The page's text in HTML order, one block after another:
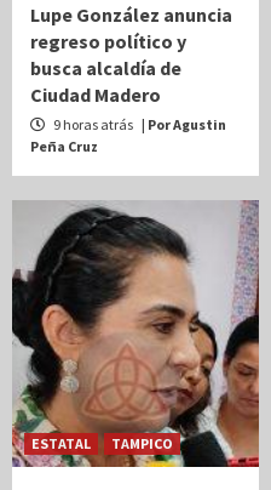
Lupe González anuncia
regreso político y
busca alcaldía de
Ciudad Madero
9 horas atrás | Por Agustin
Peña Cruz
ESTATAL TAMPICO